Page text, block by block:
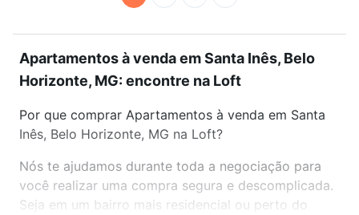
Apartamentos à venda em Santa Inês, Belo
Horizonte, MG: encontre na Loft
Por que comprar Apartamentos à venda em Santa
Inês, Belo Horizonte, MG na Loft?
Nós te ajudamos durante toda a negociação para
você realizar uma compra segura e descomplicada.
Seja em um bairro mais residencial ou perto do